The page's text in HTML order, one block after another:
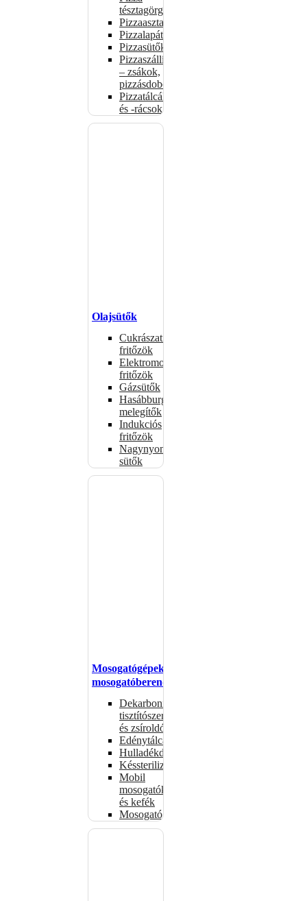
tésztagörgők
Pizzaasztalok
Pizzalapátok
Pizzasütők
Pizzaszállítás
– zsákok,
pizzásdobozok
Pizzatálcák
és -rácsok
Olajsütők
Cukrászati
fritőzök
Elektromos
fritőzök
Gázsütők
Hasábburgonya
melegítők
Indukciós
fritőzök
Nagynyomású
sütők
Mosogatógépek,
mosogatóberendezések
Dekarbonizáló
tisztítószerek
és zsíroldók
Edénytálcák
Hulladékdarálók
Késsterilizátorok
Mobil
mosogatók
és kefék
Mosogatógépkosarak